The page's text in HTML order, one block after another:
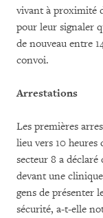
vivant à proximité
pour leur signaler
de nouveau entre
convoi.
Arrestations
Les premières
lieu vers 10 heures
secteur 8 a déclaré
devant une
gens de présenter
sécurité, a-t-elle